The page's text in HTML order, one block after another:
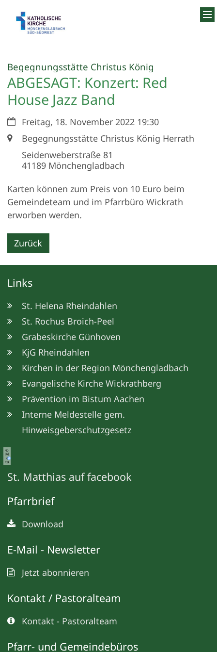
Begegnungsstätte Christus König
ABGESAGT: Konzert: Red
House Jazz Band
Datum:Freitag, 18. November 2022 19:30
Ort:Begegnungsstätte Christus König Herrath
Seidenweberstraße 81
41189 Mönchengladbach
Karten können zum Preis von 10 Euro beim
Gemeindeteam und im Pfarrbüro Wickrath
erworben werden.
Zurück
Links
St. Helena Rheindahlen
St. Rochus Broich-Peel
Grabeskirche Günhoven
KjG Rheindahlen
Kirchen in der Region Mönchengladbach
Evangelische Kirche Wickrathberg
Prävention im Bistum Aachen
Interne Meldestelle gem.
Hinweisgeberschutzgesetz
©
M
e
ta
St. Matthias auf facebook
Pfarrbrief
Download
E-Mail - Newsletter
Jetzt abonnieren
Kontakt / Pastoralteam
Kontakt - Pastoralteam
Pfarr- und Gemeindebüros